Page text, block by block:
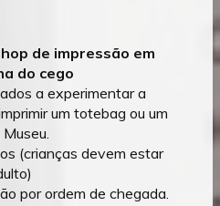
de impressão em
do cego
a experimentar a
um totebag ou um
(crianças devem estar
por ordem de chegada.